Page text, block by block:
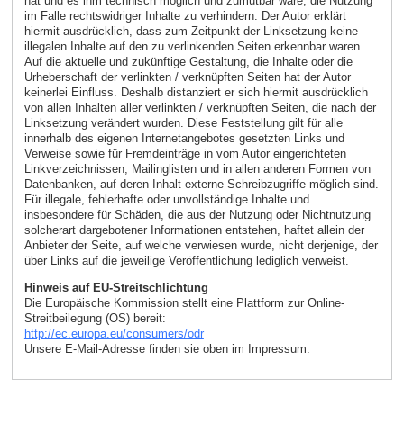
im Falle rechtswidriger Inhalte zu verhindern. Der Autor erklärt
hiermit ausdrücklich, dass zum Zeitpunkt der Linksetzung keine
illegalen Inhalte auf den zu verlinkenden Seiten erkennbar waren.
Auf die aktuelle und zukünftige Gestaltung, die Inhalte oder die
Urheberschaft der verlinkten / verknüpften Seiten hat der Autor
keinerlei Einfluss. Deshalb distanziert er sich hiermit ausdrücklich
von allen Inhalten aller verlinkten / verknüpften Seiten, die nach der
Linksetzung verändert wurden. Diese Feststellung gilt für alle
innerhalb des eigenen Internetangebotes gesetzten Links und
Verweise sowie für Fremdeinträge in vom Autor eingerichteten
Linkverzeichnissen, Mailinglisten und in allen anderen Formen von
Datenbanken, auf deren Inhalt externe Schreibzugriffe möglich sind.
Für illegale, fehlerhafte oder unvollständige Inhalte und
insbesondere für Schäden, die aus der Nutzung oder Nichtnutzung
solcherart dargebotener Informationen entstehen, haftet allein der
Anbieter der Seite, auf welche verwiesen wurde, nicht derjenige, der
über Links auf die jeweilige Veröffentlichung lediglich verweist.
Hinweis auf EU-Streitschlichtung
Die Europäische Kommission stellt eine Plattform zur Online-
Streitbeilegung (OS) bereit:
http://ec.europa.eu/consumers/odr
Unsere E-Mail-Adresse finden sie oben im Impressum.